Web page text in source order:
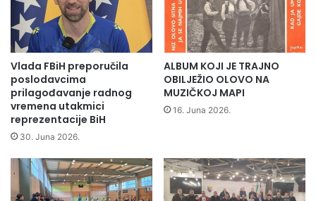
i
l
n
a
d
ž
n
a
m
a
„
M
u
h
a
m
m
Vlada FBiH preporučila
poslodavcima
prilagođavanje radnog
vremena utakmici
reprezentacije BiH
30. Juna 2026.
ALBUM KOJI JE TRAJNO
OBILJEŽIO OLOVO NA
MUZIČKOJ MAPI
16. Juna 2026.